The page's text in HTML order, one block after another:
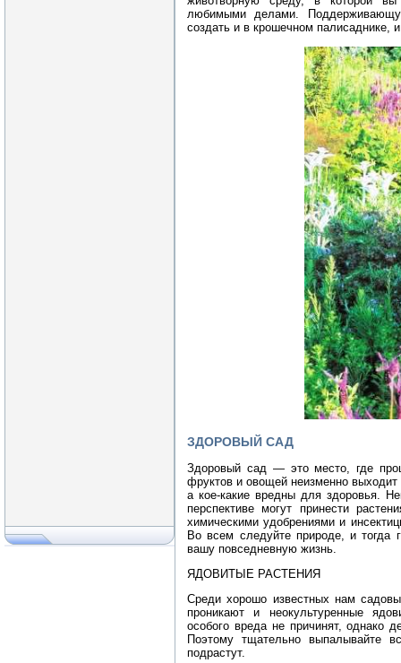
любимыми делами.
создать и в крошечном палисаднике,
ЗДОРОВЫЙ САД
Здоровый сад — это место, где
фруктов и овощей неизменно
а кое-какие вредны для здоровья.
перспективе могут принести
химическими удобрениями и
Во всем следуйте природе, и тогда
вашу повседневную жизнь.
ЯДОВИТЫЕ РАСТЕНИЯ
Среди хорошо известных нам
проникают и неокультуренные
особого вреда не причинят, однако
Поэтому тщательно выпалывайте
подрастут.